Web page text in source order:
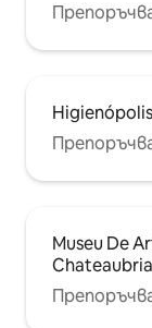
Museu De